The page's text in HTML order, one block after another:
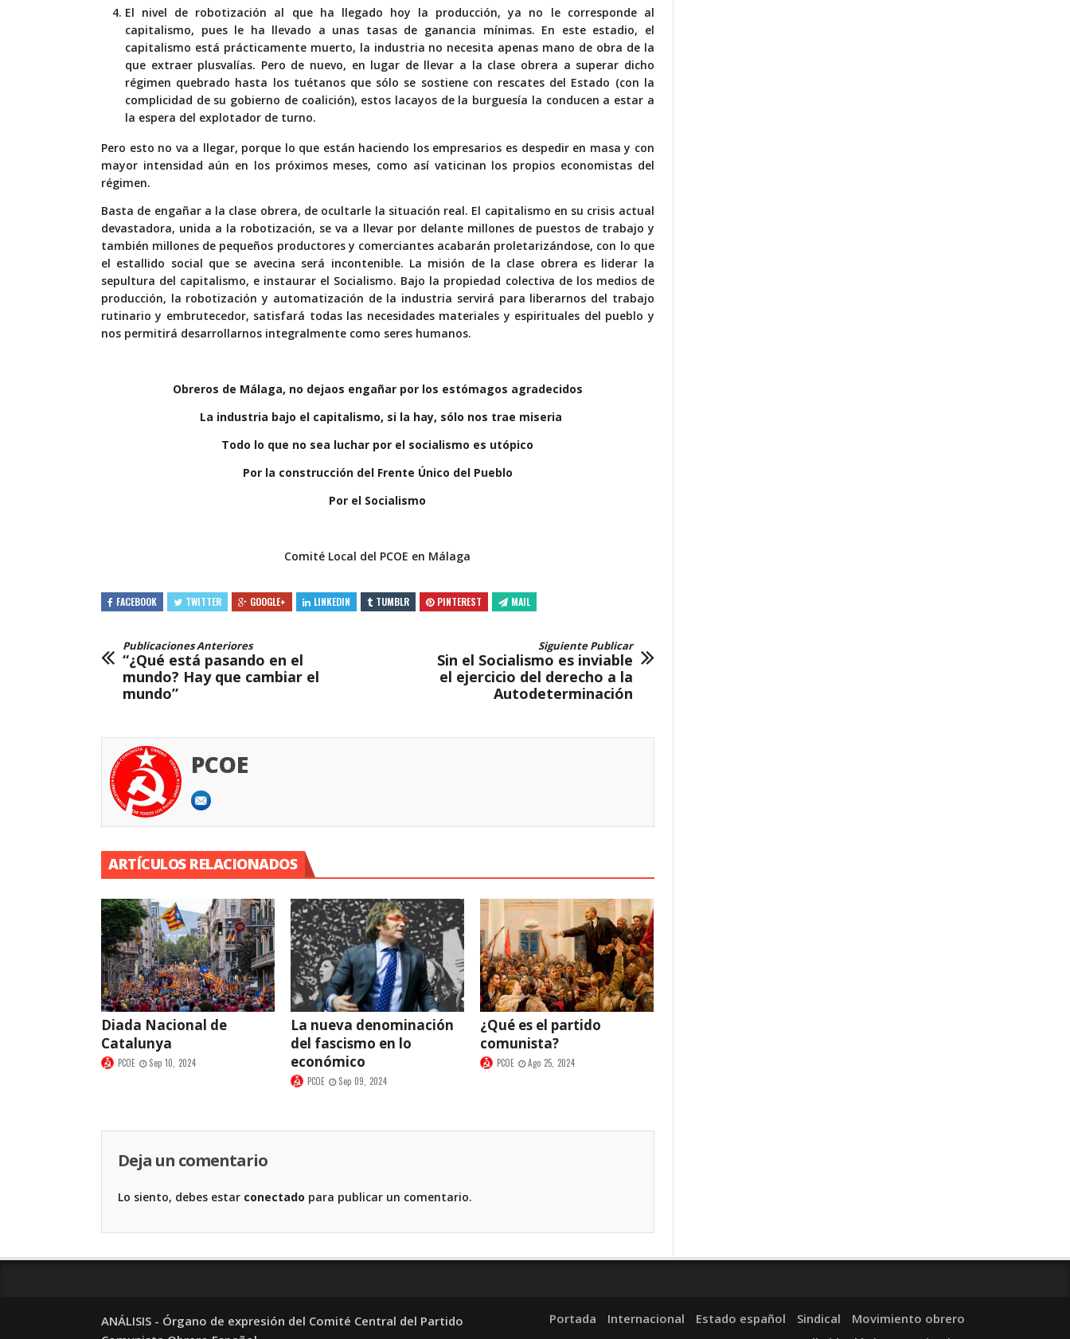
El nivel de robotización al que ha llegado hoy la producción, ya no le corresponde al
capitalismo, pues le ha llevado a unas tasas de ganancia mínimas. En este estadio, el
capitalismo está prácticamente muerto, la industria no necesita apenas mano de obra de la
que extraer plusvalías. Pero de nuevo, en lugar de llevar a la clase obrera a superar dicho
régimen quebrado hasta los tuétanos que sólo se sostiene con rescates del Estado (con la
complicidad de su gobierno de coalición), estos lacayos de la burguesía la conducen a estar a
la espera del explotador de turno.
Pero esto no va a llegar, porque lo que están haciendo los empresarios es despedir en masa y con
mayor intensidad aún en los próximos meses, como así vaticinan los propios economistas del
régimen.
Basta de engañar a la clase obrera, de ocultarle la situación real. El capitalismo en su crisis actual
devastadora, unida a la robotización, se va a llevar por delante millones de puestos de trabajo y
también millones de pequeños productores y comerciantes acabarán proletarizándose, con lo que
el estallido social que se avecina será incontenible. La misión de la clase obrera es liderar la
sepultura del capitalismo, e instaurar el Socialismo. Bajo la propiedad colectiva de los medios de
producción, la robotización y automatización de la industria servirá para liberarnos del trabajo
rutinario y embrutecedor, satisfará todas las necesidades materiales y espirituales del pueblo y
nos permitirá desarrollarnos integralmente como seres humanos.
Obreros de Málaga, no dejaos engañar por los estómagos agradecidos
La industria bajo el capitalismo, si la hay, sólo nos trae miseria
Todo lo que no sea luchar por el socialismo es utópico
Por la construcción del Frente Único del Pueblo
Por el Socialismo
Comité Local del PCOE en Málaga
FACEBOOK TWITTER GOOGLE+ LINKEDIN TUMBLR PINTEREST MAIL
Publicaciones Anteriores
“¿Qué está pasando en el
mundo? Hay que cambiar el
mundo”
Siguiente Publicar
Sin el Socialismo es inviable
el ejercicio del derecho a la
Autodeterminación
PCOE
ARTÍCULOS RELACIONADOS
Diada Nacional de
Catalunya
PCOE Sep 10, 2024
La nueva denominación
del fascismo en lo
económico
PCOE Sep 09, 2024
¿Qué es el partido
comunista?
PCOE Ago 25, 2024
Deja un comentario
Lo siento, debes estar conectado para publicar un comentario.
ANÁLISIS - Órgano de expresión del Comité Central del Partido
Portada Internacional Estado español Sindical
Movimiento obrero